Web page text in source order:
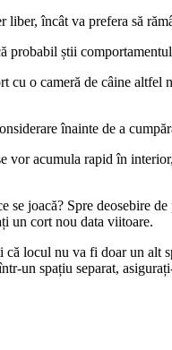
liber, încât va prefera să
probabil știi
o cameră de câine
înainte de a
vor acumula rapid în
joacă? Spre deosebire
un cort nou data viitoare.
locul nu va fi doar un
un spațiu separat,